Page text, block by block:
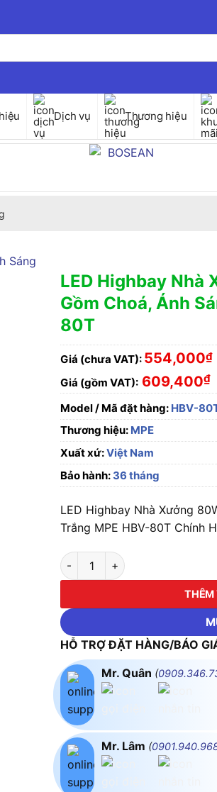
Dịch vụ Thương hiệu
LED Highbay Nhà
Gồm Choá, Ánh
80T
Giá (chưa VAT): 554,000₫
Giá (gồm VAT): 609,400₫
Model / Mã đặt hàng: HBV-
Thương hiệu: MPE
Xuất xứ:Việt Nam
Bảo hành: 36 tháng
LED Highbay Nhà Xưởng
Trắng MPE HBV-80T Chính
LED Highbay Nhà Xưởng 80W
THÊM
HỖ TRỢ ĐẶT HÀNG/BÁO
Mr. Quân (
Mr. Lâm (